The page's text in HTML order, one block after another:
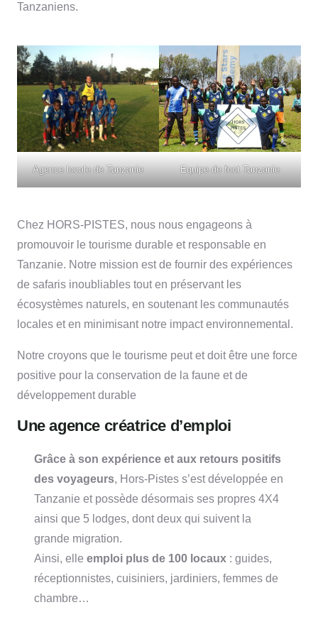
Tanzaniens.
Agence locale de Tanzanie Equipe de foot Tanzanie
Chez HORS-PISTES, nous nous engageons à
promouvoir le tourisme durable et responsable en
Tanzanie. Notre mission est de fournir des expériences
de safaris inoubliables tout en préservant les
écosystèmes naturels, en soutenant les communautés
locales et en minimisant notre impact environnemental.
Notre croyons que le tourisme peut et doit être une force
positive pour la conservation de la faune et de
développement durable
Une agence créatrice d’emploi
Grâce à son expérience et aux retours positifs
des voyageurs, Hors-Pistes s’est développée en
Tanzanie et possède désormais ses propres 4X4
ainsi que 5 lodges, dont deux qui suivent la
grande migration.
Ainsi, elle emploi plus de 100 locaux : guides,
réceptionnistes, cuisiniers, jardiniers, femmes de
chambre…